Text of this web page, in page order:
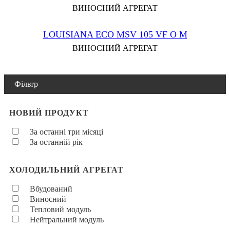
ВИНОСНИЙ АГРЕГАТ
LOUISIANA ECO MSV 105 VF O M
ВИНОСНИЙ АГРЕГАТ
Фільтр
НОВИЙ ПРОДУКТ
За останні три місяці
За останній рік
ХОЛОДИЛЬНИЙ АГРЕГАТ
Вбудований
Виносний
Тепловий модуль
Нейтральний модуль